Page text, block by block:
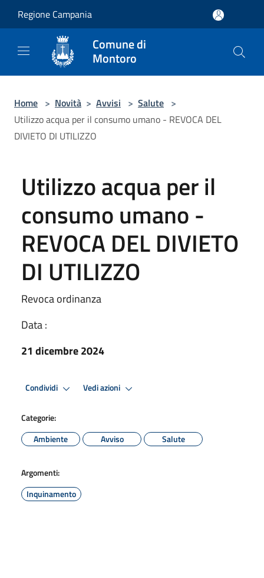
Regione Campania
Comune di
Montoro
Home > Novità > Avvisi > Salute >
Utilizzo acqua per il consumo umano - REVOCA DEL
DIVIETO DI UTILIZZO
Utilizzo acqua per il
consumo umano -
REVOCA DEL DIVIETO
DI UTILIZZO
Revoca ordinanza
Data :
21 dicembre 2024
Condividi Vedi azioni
Categorie:
Ambiente
Avviso Salute
Argomenti:
Inquinamento